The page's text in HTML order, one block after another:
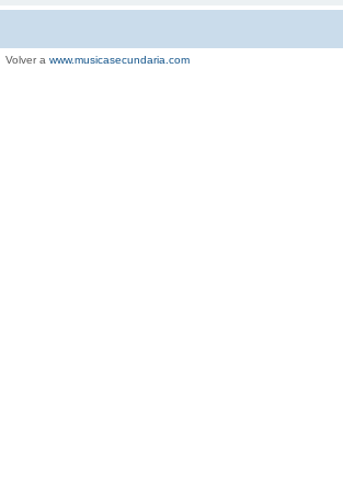
Volver a www.musicasecundaria.com